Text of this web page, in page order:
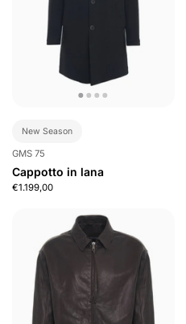
New Season
GMS 75
Cappotto in lana
€1.199,00